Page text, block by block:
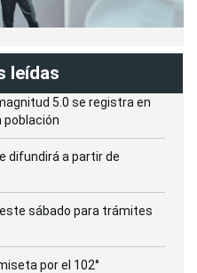
leídas
5.0 se registra en
población
difundirá a partir de
sábado para trámites
por el 102°